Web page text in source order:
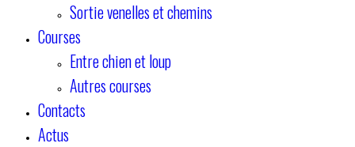
Sortie venelles et chemins
Courses
Entre chien et loup
Autres courses
Contacts
Actus